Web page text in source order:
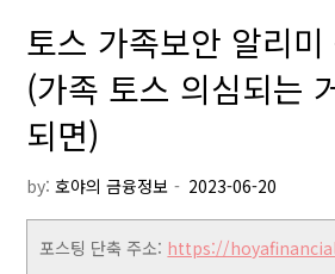
토스 가족보안 알리미
(가족 토스 의심되는
되면)
by:호야의 금융정보
포스팅 단축 주소: https://